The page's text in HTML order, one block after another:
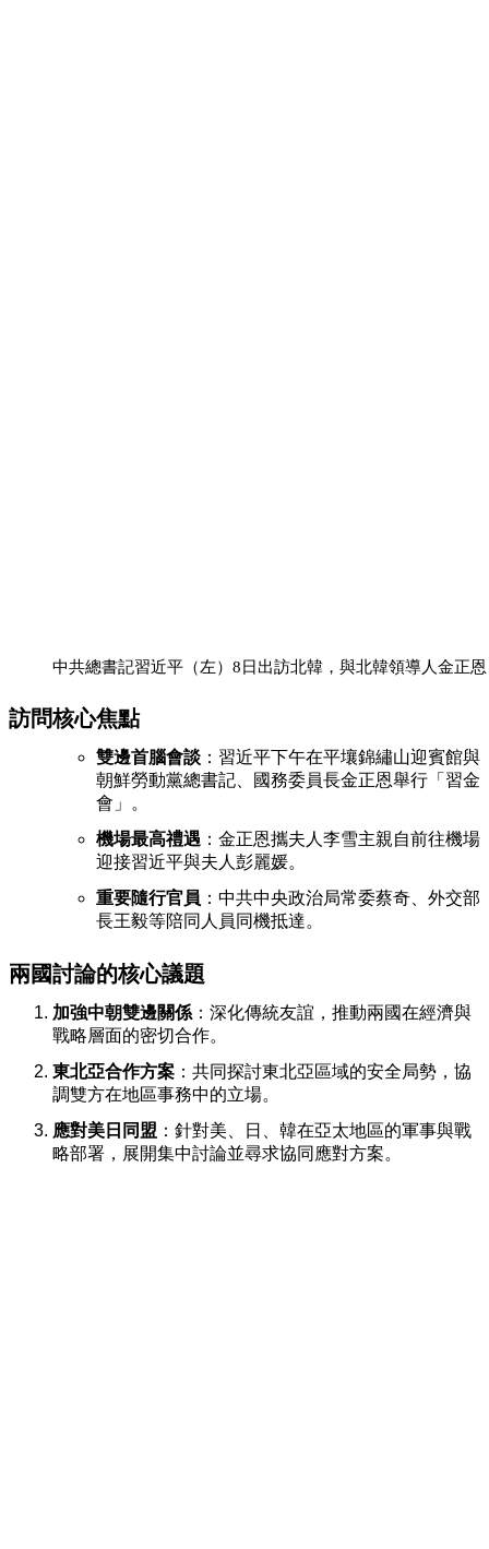
中共總書記習近平（左）8日出訪北韓，與北韓領導人金正
訪問核心焦點
雙邊首腦會談 ：習近平下午在平壤錦繡山迎賓館與
朝鮮勞動黨總書記、國務委員長金正恩舉行「習金
會」。
機場最高禮遇 ：金正恩攜夫人李雪主親自前往機場
迎接習近平與夫人彭麗媛。
重要隨行官員 ：中共中央政治局常委蔡奇、外交部
長王毅等陪同人員同機抵達。
兩國討論的核心議題
加強中朝雙邊關係 ：深化傳統友誼，推動兩國在經濟與
戰略層面的密切合作。
東北亞合作方案 ：共同探討東北亞區域的安全局勢，協
調雙方在地區事務中的立場。
應對美日同盟 ：針對美、日、韓在亞太地區的軍事與戰
略部署，展開集中討論並尋求協同應對方案。